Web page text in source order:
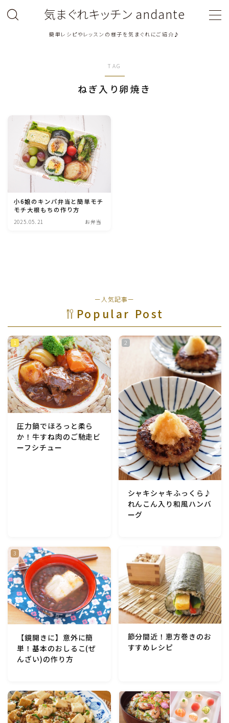
気まぐれキッチン andante
簡単レシピやレッスンの様子を気まぐれにご紹介♪
鶏肉料理
豚肉料理
牛肉料理
ひき肉料理
野菜料理(ブロッコリー・カリフラワー・パプリカ・菜
野菜料理(きゅうり・なす・トマト・ピーマン・かぼち
ゃ・ゴーヤ)
野菜料理(キャベツ・白菜・ほうれん草・レタス・小松
菜・にら)
野菜料理(ズッキーニ・コーン・いんげん・そら豆・え
んどう・オクラ)
野菜料理(玉ねぎ・ねぎ・アボカド・青梗菜・セロリ・
根菜料理（にんじん・ごぼう・かぶ・大根・れんこん・
もやし・豆苗・たけのこ・せり・ふき・その他山菜料理
洋菓子 (焼き菓子)
洋菓子 (冷菓)
洋菓子 (その他)
マクロビスイーツ・自然派おやつ
TAG
ねぎ入り卵焼き
小6娘のキンパ弁当と簡単モチ
モチ大根もちの作り方
2025.05.21 お弁当
ー人気記事ー
Popular Post
圧力鍋でほろっと柔ら
か！牛すね肉のご馳走ビ
ーフシチュー
シャキシャキふっくら♪
れんこん入り和風ハンバ
ーグ
【鏡開きに】意外に簡
単！基本のおしるこ(ぜ
んざい)の作り方
節分間近！恵方巻きのお
すすめレシピ